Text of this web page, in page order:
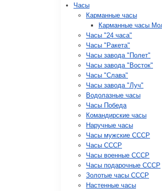
Часы
Карманные часы
Карманные часы
Часы "24 часа"
Часы "Ракета"
Часы завода "Полет"
Часы завода "Восток"
Часы "Слава"
Часы завода "Луч"
Водолазные часы
Часы Победа
Командирские часы
Наручные часы
Часы мужские СССР
Часы СССР
Часы военные СССР
Часы подарочные СССР
Золотые часы СССР
Настенные часы